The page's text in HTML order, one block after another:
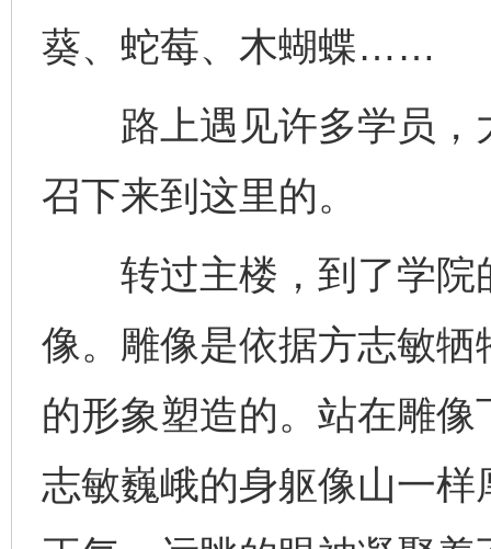
葵、蛇莓、木蝴蝶……
路上遇见许多学员，
召下来到这里的。
转过主楼，到了学院
像。雕像是依据方志敏
的形象塑造的。站在雕
志敏巍峨的身躯像山一